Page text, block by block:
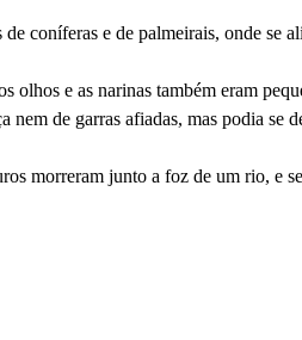
e de palmeirais, onde se
e as narinas também eram
de garras afiadas, mas podia se
morreram junto a foz de um rio, e